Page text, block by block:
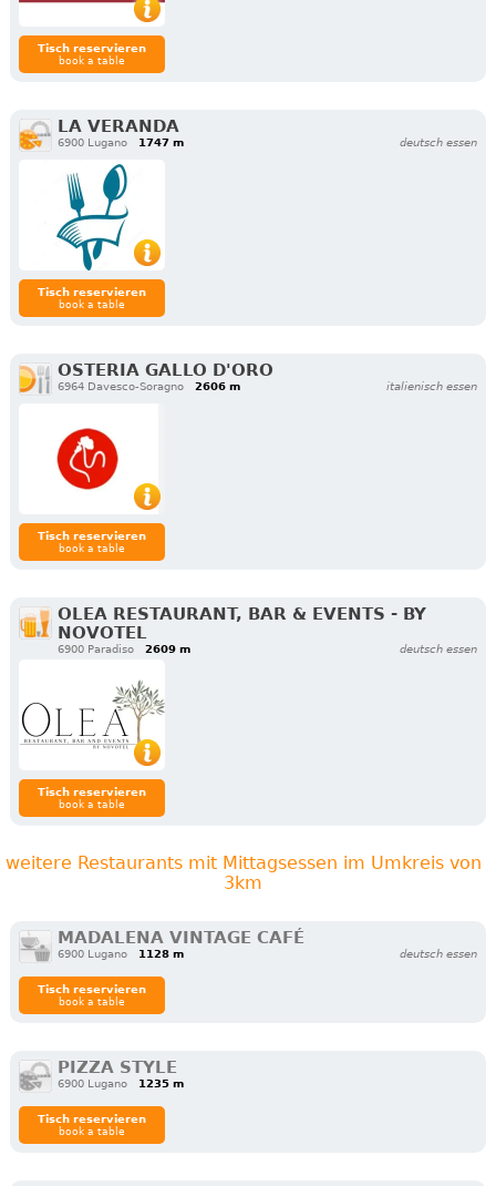
Tisch reservieren
book a table
LA VERANDA
6900 Lugano 1747 m deutsch essen
Tisch reservieren
book a table
OSTERIA GALLO D'ORO
6964 Davesco-Soragno 2606 m italienisch essen
Tisch reservieren
book a table
OLEA RESTAURANT, BAR & EVENTS - BY
NOVOTEL
6900 Paradiso 2609 m deutsch essen
Tisch reservieren
book a table
weitere Restaurants mit Mittagsessen im Umkreis von
3km
MADALENA VINTAGE CAFÉ
6900 Lugano 1128 m deutsch essen
Tisch reservieren
book a table
PIZZA STYLE
6900 Lugano 1235 m
Tisch reservieren
book a table